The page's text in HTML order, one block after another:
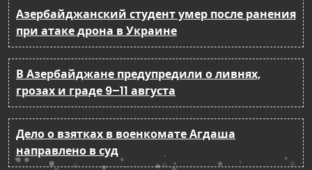
Азербайджанский студент умер после ранения
при атаке дрона в Украине
В Азербайджане предупредили о ливнях,
грозах и граде 9–11 августа
Дело о взятках в военкомате Агдаша
направлено в суд